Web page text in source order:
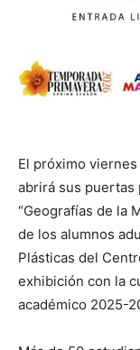
El próximo
abrirá sus puertas
“Geografías de la
de los alumnos
Plásticas del
exhibición con la
académico 2025-